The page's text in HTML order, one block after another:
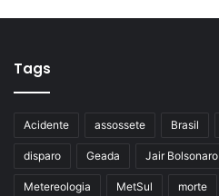
Tags
Acidente assossete Brasil
disparo Geada Jair Bolsonaro
Metereologia MetSul morte